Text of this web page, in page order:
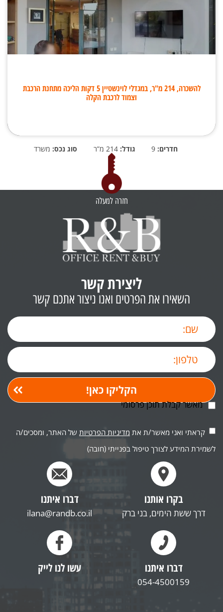
להשכרה, 214 מ"ר, במגדלי לוינשטיין 5 דקות הליכה מתחנת הרכבת
וצמוד לרכבת הקלה
חדרים: גודל: 214 מ”ר סוג נכס: משרד
חזרה למעלה
ליצירת קשר
השאירו את הפרטים ואנו ניצור אתכם קשר
מאשר קבלת תוכן פרסומי
קראתי ואני מאשר/ת את מדיניות הפרטיות של האתר, ומסכים/ה
לשמירת המידע לצורך טיפול בפנייתי (חובה)
בקרו אותנו
דרך ששת הימים, בני ברק
דברו איתנו
ilana@randb.co.il
דברו איתנו
054-4500159
עשו לנו לייק